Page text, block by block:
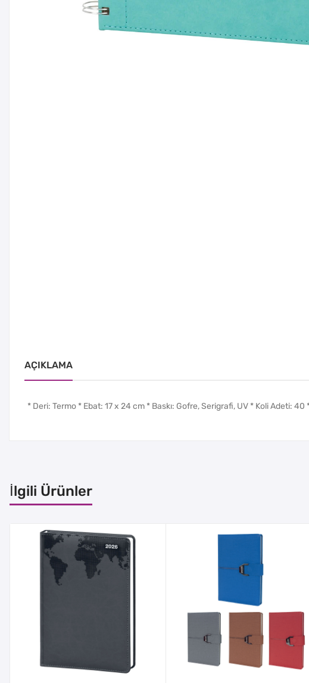
AÇIKLAMA
* Deri: Termo * Ebat: 17 x 24 cm * Baskı: Gofre, Serigrafi, UV * Koli Adeti:
İlgili Ürünler